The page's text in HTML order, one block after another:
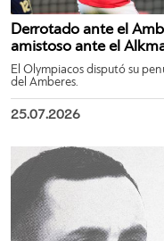
Derrotado ante el
amistoso ante el
El Olympiacos disputó su
del Amberes.
25.07.2026